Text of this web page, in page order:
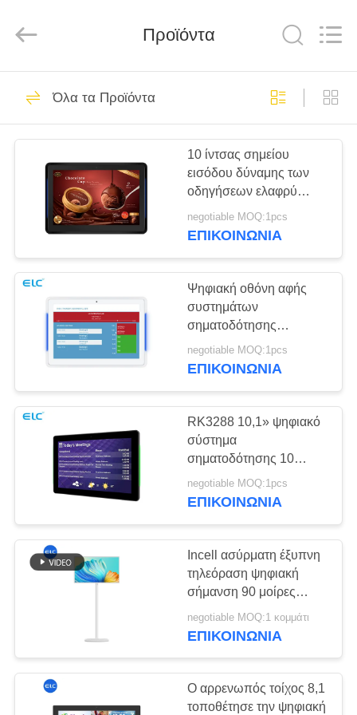
ΣΠΊΤΙ
ΠΡΟΪΌΝΤΑ
ΠΕΡΊΠΟΥ
ΕΜΕΊΣ
ΓΎΡΟΣ
ΕΡΓΟΣΤΑΣΊΩΝ
ΠΟΙΟΤΙΚΌΣ
ΈΛΕΓΧΟΣ
ΜΑΣ
ΕΛΆΤΕ
ΕΠΑΦΉ
ΜΕ
ΖΗΤΉΣΤΕ
SITEMAP
Ltd..
Ψηφιακές πινακίδες
246
Λύσεις οθόνης
εστιατορίων
28
Η έξυπνη
τηλεόραση
16
Σημειώσεις οθόνης
αφής
Προϊόντα
Όλα τα Προϊόντα
10 ίντσας σημείου
εισόδου δύναμης των
οδηγήσεων ελαφρύ
σύστημα
σηματοδότησης
ταμπλετών φραγμών
αρρενωπό
negotiable MOQ:1pcs
ΕΠΙΚΟΙΝΩΝΙΑ
Ψηφιακή οθόνη αφής
συστημάτων
σηματοδότησης
αιθουσών
συνεδριάσεων της 10,1
negotiable MOQ:1pcs
ΕΠΙΚΟΙΝΩΝΙΑ
RK3288 10,1» ψηφιακό
σύστημα
σηματοδότησης 10
αιθουσών
συνεδριάσεων χωρητική
negotiable MOQ:1pcs
ΕΠΙΚΟΙΝΩΝΙΑ
Incell ασύρματη έξυπνη
τηλεόραση ψηφιακή
σήμανση 90 μοίρες
ρυθμιζόμενη με
13,56MHz NFC
negotiable MOQ:1 κομμάτι
ΕΠΙΚΟΙΝΩΝΙΑ
Ο αρρενωπός τοίχος 8,1
τοποθέτησε την ψηφιακή